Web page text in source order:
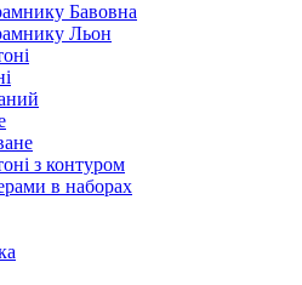
Бавовна
Льон
з контуром
в наборах